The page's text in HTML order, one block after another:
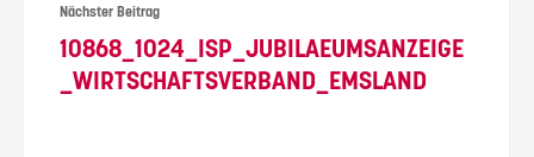
Nächster Beitrag
10868_1024_ISP_JUBILAEUMSANZEIGE
_WIRTSCHAFTSVERBAND_EMSLAND